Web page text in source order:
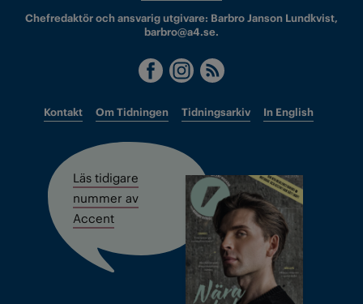
Chefredaktör och ansvarig utgivare: Barbro Janson Lundkvist,
barbro@a4.se.
Kontakt Om Tidningen Tidningsarkiv In English
Läs tidigare
nummer av
Accent